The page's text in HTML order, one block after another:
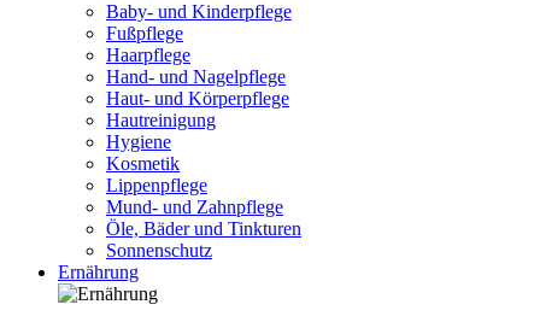
Baby- und Kinderpflege
Fußpflege
Haarpflege
Hand- und Nagelpflege
Haut- und Körperpflege
Hautreinigung
Hygiene
Kosmetik
Lippenpflege
Mund- und Zahnpflege
Öle, Bäder und Tinkturen
Sonnenschutz
Ernährung